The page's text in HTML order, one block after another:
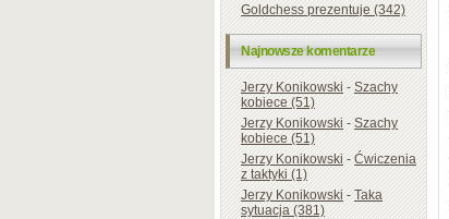
Goldchess prezentuje (342)
Najnowsze komentarze
Jerzy Konikowski-Szachy
kobiece (51)
Jerzy Konikowski-Szachy
kobiece (51)
Jerzy Konikowski-Ćwiczenia
z taktyki (1)
Jerzy Konikowski-Taka
sytuacja (381)